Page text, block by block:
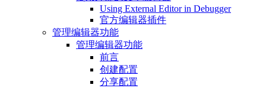
Using External Editor in Debugger
官方编辑器插件
管理编辑器功能
管理编辑器功能
前言
创建配置
分享配置